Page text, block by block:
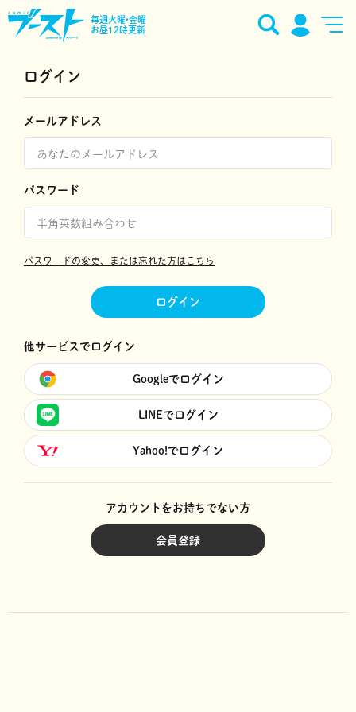
毎週火曜•金曜
お昼12時更新
ログイン
メールアドレス
パスワード
パスワードの変更、または忘れた方はこちら
ログイン
他サービスでログイン
Googleでログイン
LINEでログイン
Yahoo!でログイン
アカウントをお持ちでない方
会員登録